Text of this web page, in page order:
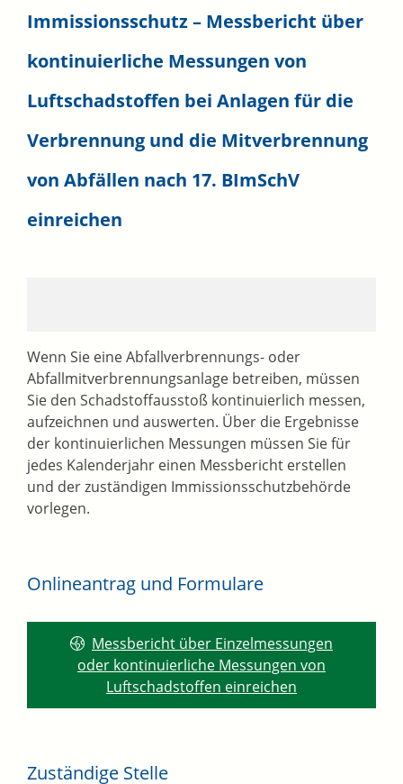
Immissionsschutz – Messbericht über
kontinuierliche Messungen von
Luftschadstoffen bei Anlagen für die
Verbrennung und die Mitverbrennung
von Abfällen nach 17. BImSchV
einreichen
Wenn Sie eine Abfallverbrennungs- oder
Abfallmitverbrennungsanlage betreiben, müssen
Sie den Schadstoffausstoß kontinuierlich messen,
aufzeichnen und auswerten. Über die Ergebnisse
der kontinuierlichen Messungen müssen Sie für
jedes Kalenderjahr einen Messbericht erstellen
und der zuständigen Immissionsschutzbehörde
vorlegen.
Onlineantrag und Formulare
Messbericht über Einzelmessungen
oder kontinuierliche Messungen von
Luftschadstoffen einreichen
Zuständige Stelle